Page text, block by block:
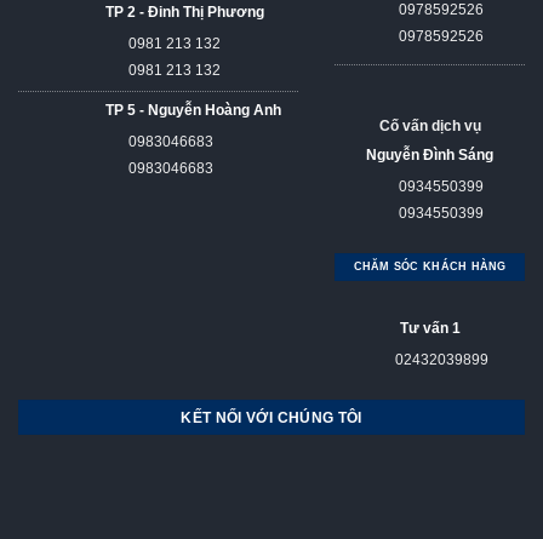
TP 2 - Đinh Thị Phương
0981 213 132
0981 213 132
TP 5 - Nguyễn Hoàng Anh
0983046683
0983046683
0978592526
0978592526
Cố vấn dịch vụ
Nguyễn Đình Sáng
0934550399
0934550399
CHĂM SÓC KHÁCH HÀNG
Tư vấn 1
02432039899
KẾT NỐI VỚI CHÚNG TÔI